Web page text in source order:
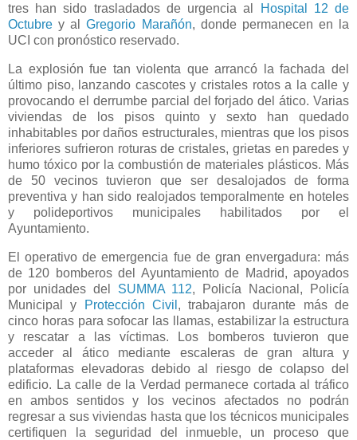
tres han sido trasladados de urgencia al
Hospital 12 de
Octubre y alGregorio Marañón, donde permanecen en la
UCI con pronóstico reservado.
La explosión fue tan violenta que arrancó la fachada del
último piso, lanzando cascotes y cristales rotos a la calle y
provocando el derrumbe parcial del forjado del ático. Varias
viviendas de los pisos quinto y sexto han quedado
inhabitables por daños estructurales, mientras que los pisos
inferiores sufrieron roturas de cristales, grietas en paredes y
humo tóxico por la combustión de materiales plásticos. Más
de 50 vecinos tuvieron que ser desalojados de forma
preventiva y han sido realojados temporalmente en hoteles
y polideportivos municipales habilitados por el
Ayuntamiento.
El operativo de emergencia fue de gran envergadura: más
de 120 bomberos del Ayuntamiento de Madrid, apoyados
por unidades del SUMMA 112, Policía Nacional, Policía
Municipal y
Protección Civil , trabajaron durante más de
cinco horas para sofocar las llamas, estabilizar la estructura
y rescatar a las víctimas. Los bomberos tuvieron que
acceder al ático mediante escaleras de gran altura y
plataformas elevadoras debido al riesgo de colapso del
edificio. La calle de la Verdad permanece cortada al tráfico
en ambos sentidos y los vecinos afectados no podrán
regresar a sus viviendas hasta que los técnicos municipales
certifiquen la seguridad del inmueble, un proceso que